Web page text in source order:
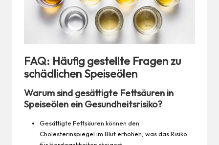
FAQ: Häufig gestellte Fragen zu
schädlichen Speiseölen
Warum sind gesättigte Fettsäuren in
Speiseölen ein Gesundheitsrisiko?
Gesättigte Fettsäuren können den
Cholesterinspiegel im Blut erhöhen, was das Risiko